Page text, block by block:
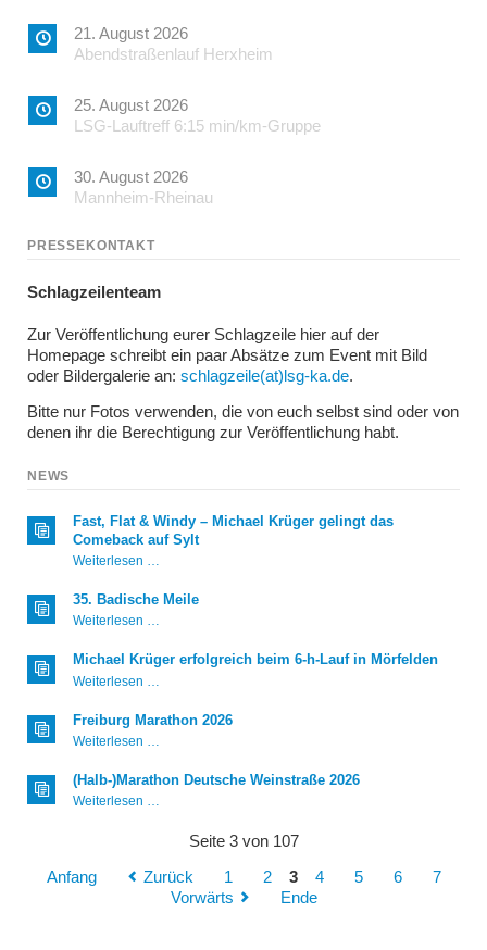
21. August 2026
Abendstraßenlauf Herxheim
25. August 2026
LSG-Lauftreff 6:15 min/km-Gruppe
30. August 2026
Mannheim-Rheinau
PRESSEKONTAKT
Schlagzeilenteam
Zur Veröffentlichung eurer Schlagzeile hier auf der
Homepage schreibt ein paar Absätze zum Event mit Bild
oder Bildergalerie an: schlagzeile(at)lsg-ka.de.
Bitte nur Fotos verwenden, die von euch selbst sind oder von
denen ihr die Berechtigung zur Veröffentlichung habt.
NEWS
Fast, Flat & Windy – Michael Krüger gelingt das
Comeback auf Sylt
Weiterlesen …
&
Windy
–
Krüger
das
auf
35. Badische Meile
Weiterlesen …
Michael Krüger erfolgreich beim 6-h-Lauf in Mörfelden
Weiterlesen …
erfolgreich
beim
6-
Lauf
Mörfelden
Freiburg Marathon 2026
Weiterlesen …
2026
(Halb-)Marathon Deutsche Weinstraße 2026
Weiterlesen …
WeinstraßeSeite 3 von 107
Anfang
Zurück 1 2 3 4 5 6
7
Vorwärts
Ende